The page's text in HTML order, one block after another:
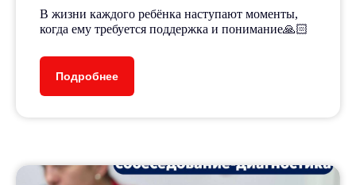
В жизни каждого ребёнка наступают моменты,
когда ему требуется поддержка и понимание🙏🏻
Подробнее